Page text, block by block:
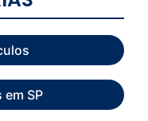
SP